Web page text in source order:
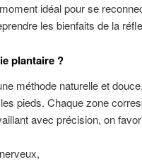
idéal pour se
les bienfaits de la
plantaire ?
méthode naturelle et
pieds. Chaque zone
avec précision, on